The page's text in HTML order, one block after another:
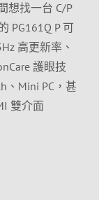
想找一台 C/P
PG161Q P 可
高更新率、
護眼技
、Mini PC，甚
雙介面